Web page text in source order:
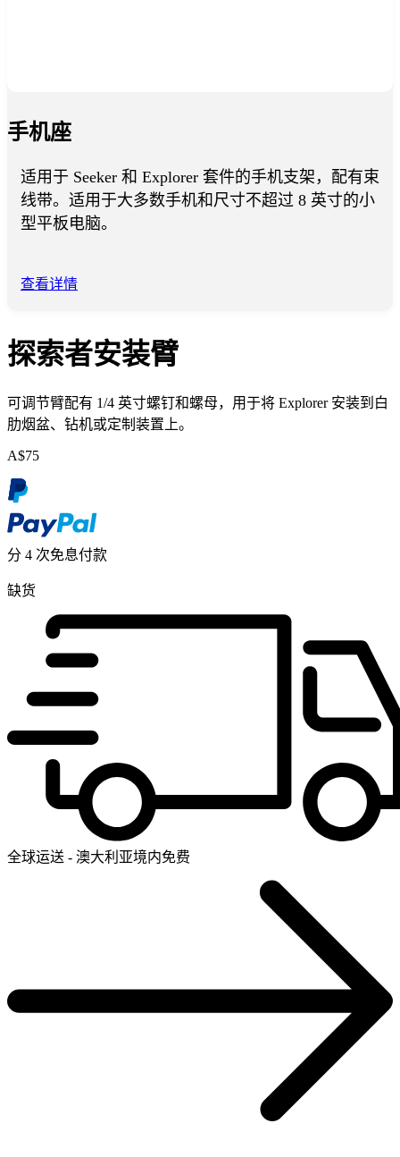
手机座
适用于 Seeker 和 Explorer 套件的手机支架，配有束
线带。适用于大多数手机和尺寸不超过 8 英寸的小
型平板电脑。
查看详情
探索者安装臂
可调节臂配有 1/4 英寸螺钉和螺母，用于将 Explorer 安装到白
肋烟盆、钻机或定制装置上。
A$75
分 4 次免息付款
缺货
全球运送 - 澳大利亚境内免费